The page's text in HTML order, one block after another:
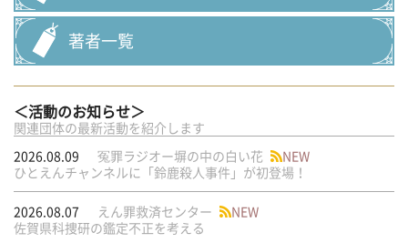
著者一覧
＜活動のお知らせ＞
関連団体の最新活動を紹介します
2026.08.09
冤罪ラジオー塀の中の白い花
NEW
ひとえんチャンネルに「鈴鹿殺人事件」が初登場！
2026.08.07 えん罪救済センター
NEW
佐賀県科捜研の鑑定不正を考える